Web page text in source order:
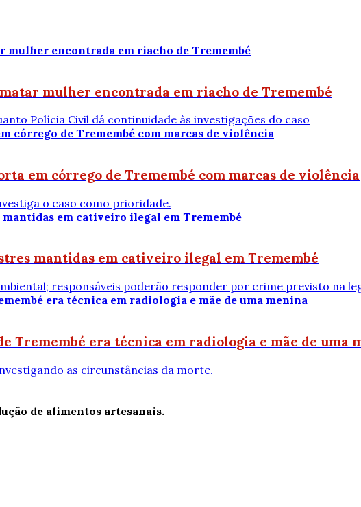
mulher encontrada em riacho de Tremembé
Polícia Civil dá continuidade às investigações do caso
em córrego de Tremembé com marcas de violência
o caso como prioridade.
mantidas em cativeiro ilegal em Tremembé
responsáveis poderão responder por crime previsto na
Tremembé era técnica em radiologia e mãe de uma
as circunstâncias da morte.
de alimentos artesanais.